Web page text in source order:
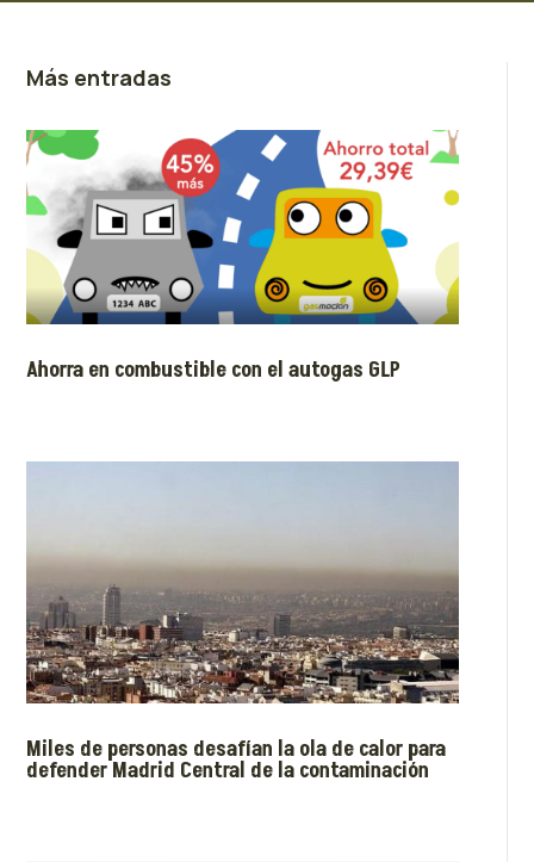
Más entradas
Ahorra en combustible con el autogas GLP
Miles de personas desafían la ola de calor para
defender Madrid Central de la contaminación